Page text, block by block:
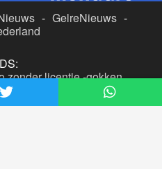
- GelreNieuws -
zonder licentie-gokken
online casino nederland